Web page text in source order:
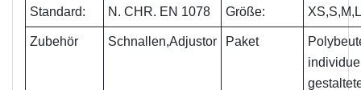
Standard: N. CHR. EN 1078 Größe:
Zubehör Schnallen,Adjustor Paket